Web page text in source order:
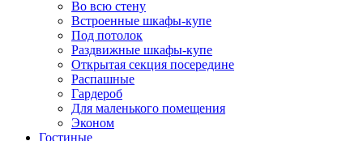
Во всю стену
Встроенные шкафы-купе
Под потолок
Раздвижные шкафы-купе
Открытая секция посередине
Распашные
Гардероб
Для маленького помещения
Эконом
Гостиные